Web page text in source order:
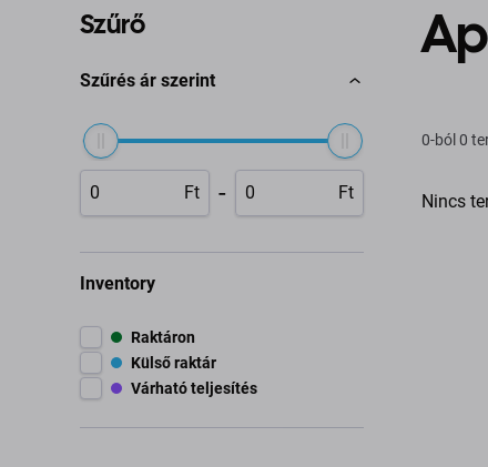
Szűrő
Szűrés ár szerint
Ft - Ft
Inventory
Raktáron
Külső raktár
Várható teljesítés
0-ból 0
Nincs